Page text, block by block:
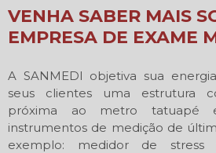
VENHA SABER MAIS
EMPRESA DE EXAME
A SANMEDI objetiva sua
seus clientes uma estrutura
próxima ao metro tatuapé
instrumentos de medição de
exemplo: medidor de